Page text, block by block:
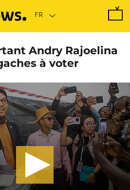
Andry Rajoelina
à voter